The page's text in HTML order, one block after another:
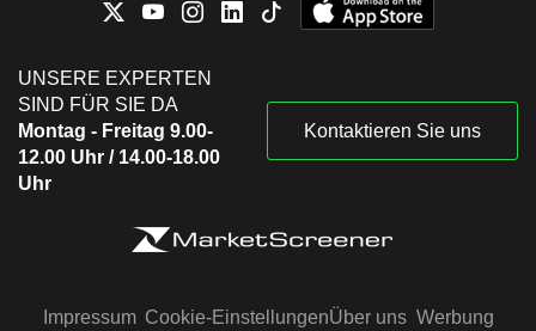
UNSERE EXPERTEN
SIND FÜR SIE DA
Montag - Freitag 9.00-
12.00 Uhr / 14.00-18.00
Uhr
Kontaktieren Sie uns
Impressum Cookie-EinstellungenÜber uns Werbung